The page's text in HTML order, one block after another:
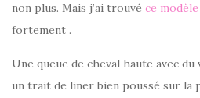
non plus. Mais j’ai trouvé ce modèle
fortement .
Une queue de cheval haute avec
un trait de liner bien poussé sur la